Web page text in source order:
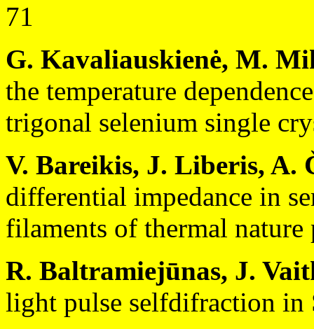
71
G. Kavaliauskienė, M.
the temperature
trigonal selenium single
V. Bareikis, J. Liberis, A.
differential impedance in
filaments of thermal nature
R. Baltramiejūnas, J.
light pulse selfdifraction in